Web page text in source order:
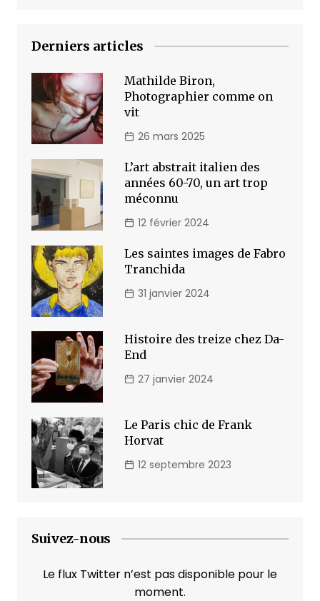
Derniers articles
Mathilde Biron,
Photographier comme on
vit
26 mars 2025
L’art abstrait italien des
années 60-70, un art trop
méconnu
12 février 2024
Les saintes images de Fabro
Tranchida
31 janvier 2024
Histoire des treize chez Da-
End
27 janvier 2024
Le Paris chic de Frank
Horvat
12 septembre 2023
Suivez-nous
Le flux Twitter n’est pas disponible pour le
moment.